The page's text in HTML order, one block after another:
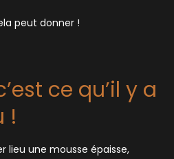
peut donner !
ce qu’il y a
!
lieu une mousse épaisse,